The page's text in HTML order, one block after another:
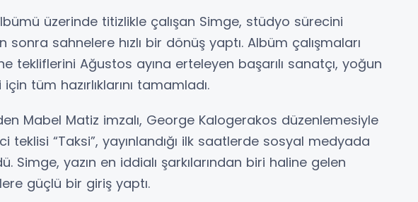
üzerinde titizlikle çalışan Simge, stüdyo sürecini
sonra sahnelere hızlı bir dönüş yaptı. Albüm çalışmaları
tekliflerini Ağustos ayına erteleyen başarılı sanatçı, yoğun
tüm hazırlıklarını tamamladı.
Mabel Matiz imzalı, George Kalogerakos düzenlemesiyle
teklisi “Taksi”, yayınlandığı ilk saatlerde sosyal medyada
Simge, yazın en iddialı şarkılarından biri haline gelen
güçlü bir giriş yaptı.